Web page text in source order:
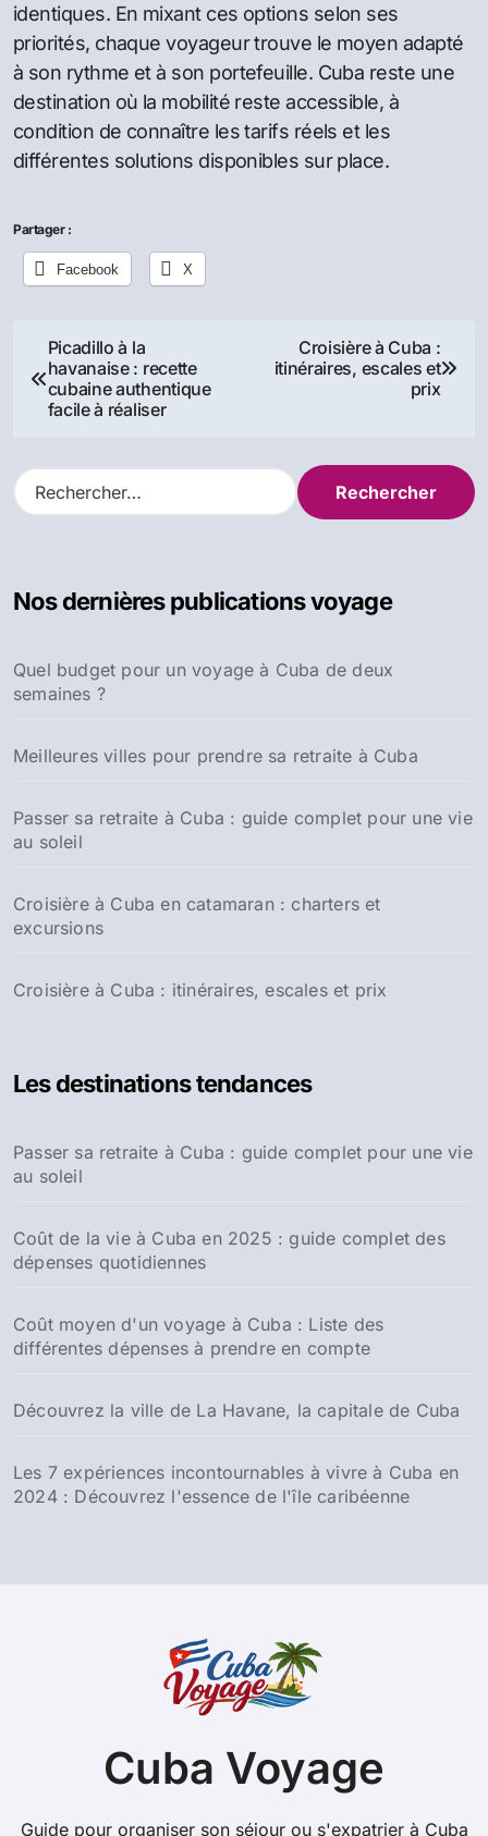
identiques. En mixant ces options selon ses
priorités, chaque voyageur trouve le moyen adapté
à son rythme et à son portefeuille. Cuba reste une
destination où la mobilité reste accessible, à
condition de connaître les tarifs réels et les
différentes solutions disponibles sur place.
Partager :
Facebook X
Navigation
de
Picadillo à la
havanaise : recette
cubaine authentique
facile à réaliser
Croisière à Cuba :
itinéraires, escales et
prix
R
e
r
e
r
Nos dernières publications voyage
Quel budget pour un voyage à Cuba de deux
semaines ?
Meilleures villes pour prendre sa retraite à Cuba
Passer sa retraite à Cuba : guide complet pour une vie
au soleil
Croisière à Cuba en catamaran : charters et
excursions
Croisière à Cuba : itinéraires, escales et prix
Les destinations tendances
Passer sa retraite à Cuba : guide complet pour une vie
au soleil
Coût de la vie à Cuba en 2025 : guide complet des
dépenses quotidiennes
Coût moyen d'un voyage à Cuba : Liste des
différentes dépenses à prendre en compte
Découvrez la ville de La Havane, la capitale de Cuba
Les 7 expériences incontournables à vivre à Cuba en
2024 : Découvrez l'essence de l'île caribéenne
Cuba Voyage
Guide pour organiser son séjour ou s'expatrier à Cuba